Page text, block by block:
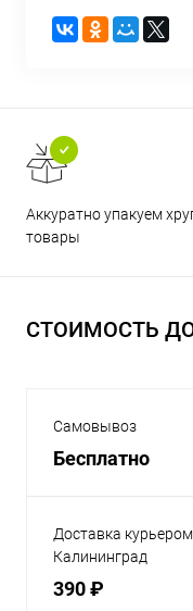
Аккуратно упакуем
товары
СТОИМОСТЬ
Самовывоз
Бесплатно
Доставка курьером
Калининград
390 ₽